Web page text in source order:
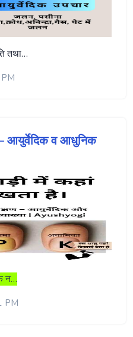
तथा…
– आयुर्वेदिक व आधुनिक
न…
PM